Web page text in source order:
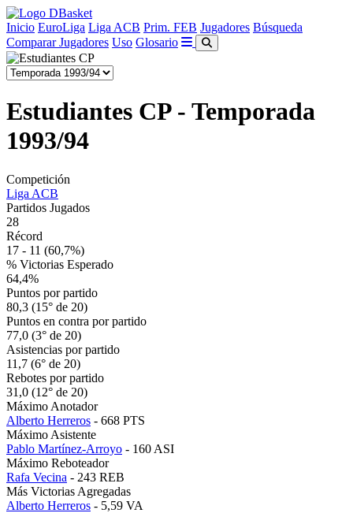
Inicio EuroLiga Liga ACB Prim. FEB Jugadores Búsqueda
Comparar Jugadores Uso Glosario
Estudiantes CP - Temporada
1993/94
Competición
Liga ACB
Partidos Jugados
28
Récord
17 - 11 (60,7%)
% Victorias Esperado
64,4%
Puntos por partido
80,3 (15° de 20)
Puntos en contra por partido
77,0 (3° de 20)
Asistencias por partido
11,7 (6° de 20)
Rebotes por partido
31,0 (12° de 20)
Máximo Anotador
Alberto Herreros - 668 PTS
Máximo Asistente
Pablo Martínez-Arroyo - 160 ASI
Máximo Reboteador
Rafa Vecina - 243 REB
Más Victorias Agregadas
Alberto Herreros - 5,59 VA